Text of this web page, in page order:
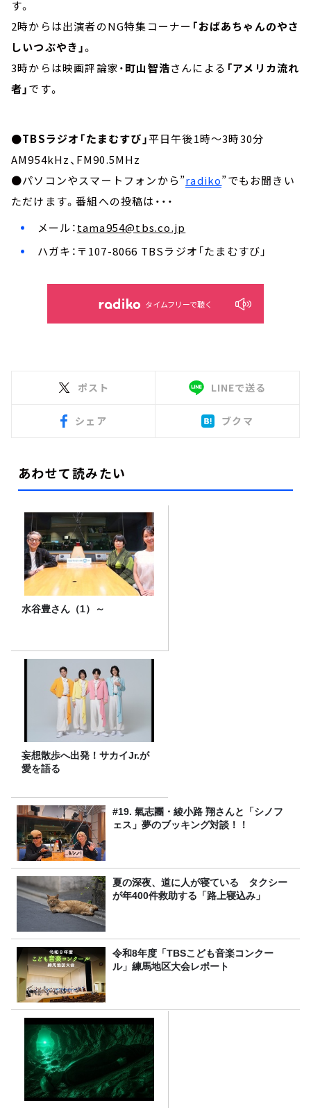
す。
2時からは出演者のNG特集コーナー 「おばあちゃんのやさ
しいつぶやき」。
3時からは映画評論家・町山智浩さんによる 「アメリカ流れ
者」です。
●TBSラジオ「たまむすび」平日午後1時～3時30分
AM954kHz、FM90.5MHz
●パソコンやスマートフォンから”radiko”でもお聞きい
ただけます。番組への投稿は・・・
メール：tama954@tbs.co.jp
ハガキ：〒107-8066 TBSラジオ「たまむすび」
タイムフリーで聴く
ポスト LINEで送る
シェア ブクマ
あわせて読みたい
水谷豊さん（1）～
妄想散歩へ出発！サカイJr.が
愛を語る
#19. 氣志團・綾小路 翔さんと「シノフ
ェス」夢のブッキング対談！！
夏の深夜、道に人が寝ている タクシー
が年400件救助する「路上寝込み」
令和8年度「TBSこども音楽コンクー
ル」練馬地区大会レポート